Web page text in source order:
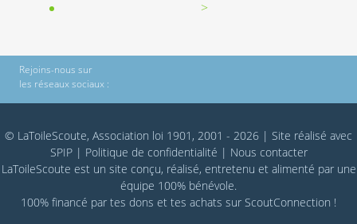
>
Rejoins-nous sur
les réseaux sociaux :
© LaToileScoute, Association loi 1901, 2001 - 2026 | Site réalisé avec
SPIP| Politique de confidentialité | Nous contacter
LaToileScoute est un site conçu, réalisé, entretenu et alimenté par une
équipe 100% bénévole.
100% financé par tes dons et tes achats sur ScoutConnection !